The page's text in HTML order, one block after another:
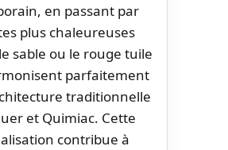
en passant par
plus chaleureuses
sable ou le rouge tuile
parfaitement
traditionnelle
et Quimiac. Cette
contribue à